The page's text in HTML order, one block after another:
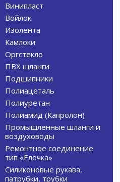
Винипласт
Войлок
Изолента
Камлоки
Оргстекло
ПВХ шланги
Подшипники
Полиацеталь
Полиуретан
Полиамид (Капролон)
Промышленные шланги и
воздуховоды
Ремонтное соединение
тип «Елочка»
Силиконовые рукава,
патрубки, трубки